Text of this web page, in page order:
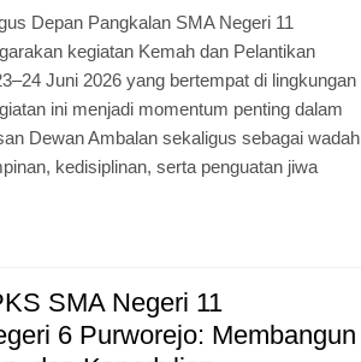
Depan Pangkalan SMA Negeri 11
kegiatan Kemah dan Pelantikan
Juni 2026 yang bertempat di lingkungan
ini menjadi momentum penting dalam
Dewan Ambalan sekaligus sebagai wadah
kedisiplinan, serta penguatan jiwa
SMA Negeri 11
6 Purworejo: Membangun